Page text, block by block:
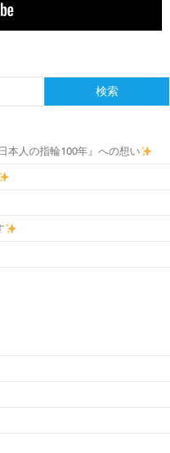
検索
本人の指輪100年』への想い